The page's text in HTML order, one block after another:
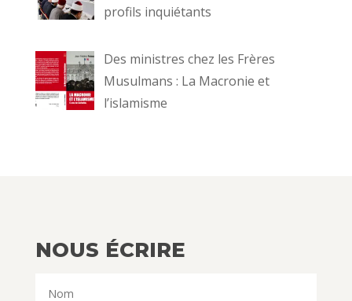
profils inquiétants
Des ministres chez les Frères
Musulmans : La Macronie et
l’islamisme
NOUS ÉCRIRE